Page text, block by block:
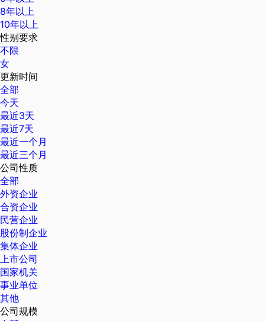
8年以上
10年以上
性别要求
不限
女
更新时间
全部
今天
最近3天
最近7天
最近一个月
最近三个月
公司性质
全部
外资企业
合资企业
民营企业
股份制企业
集体企业
上市公司
国家机关
事业单位
其他
公司规模